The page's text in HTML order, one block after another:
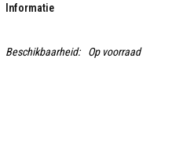
Informatie
Beschikbaarheid: Op voorraad